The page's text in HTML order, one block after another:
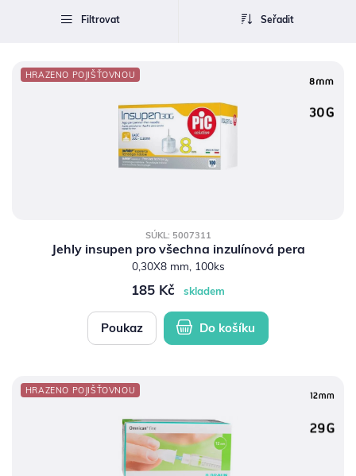
OCHRANNÉ POMŮCKY
(73) Filtrovat Seřadit
HRAZENO POJIŠŤOVNOU
SÚKL: 5007311
Jehly insupen pro všechna inzulínová pera
0,30X8 mm, 100ks
185 Kč skladem
Poukaz Do košíku
HRAZENO POJIŠŤOVNOU